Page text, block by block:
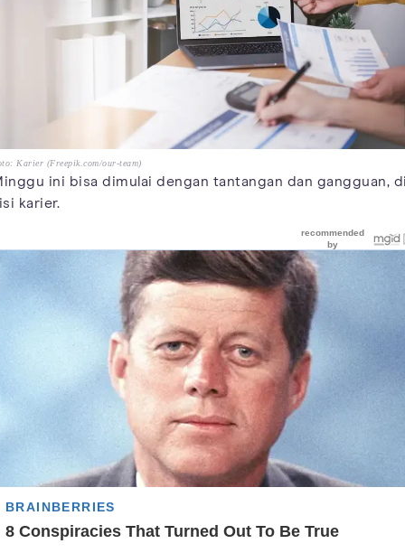
Karier (Freepik.com/our-team)
ini bisa dimulai dengan tantangan dan gangguan,
karier.